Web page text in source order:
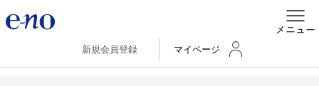
新規会員登録 マイページ